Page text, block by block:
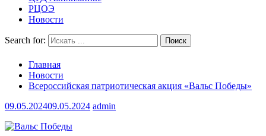
РЦОЭ
Новости
Search for:
Главная
Новости
Всероссийская патриотическая акция «Вальс Победы»
09.05.202409.05.2024 admin